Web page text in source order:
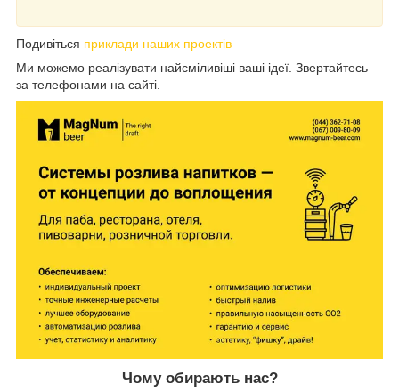
Подивіться приклади наших проектів
Ми можемо реалізувати найсміливіші ваші ідеї. Звертайтесь
за телефонами на сайті.
Чому обирають нас?